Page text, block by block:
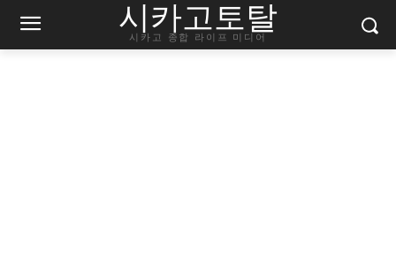
시카고토탈
시카고 종합 라이프 미디어